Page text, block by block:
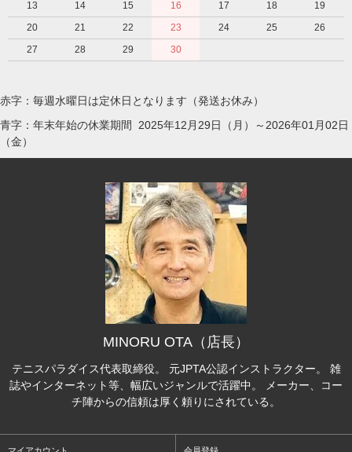
13
14 15 16 17 18
19
20
21 22 23 24 25
26
27
28 29 30
赤字：毎週水曜日は定休日となります（発送お休み）
青字：年末年始の休業期間 2025年12月29日（月）～2026年01月02日
（金）
MINORU OTA（店長）
テニスパラダイス代表取締役。 元JPTA公認インストラクター。 雑
誌やインターネット等、幅広いジャンルで活躍中。 メーカー、コー
チ陣からの信頼は厚く頼りにされている。